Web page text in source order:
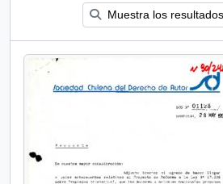
Muestra los